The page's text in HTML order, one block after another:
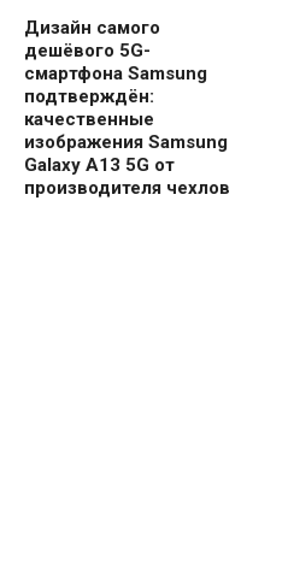
Дизайн самого
дешёвого 5G-
смартфона Samsung
подтверждён:
качественные
изображения Samsung
Galaxy A13 5G от
производителя чехлов